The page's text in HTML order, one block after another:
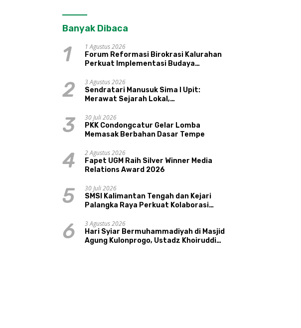
Banyak Dibaca
1
1 Agustus 2026
Forum Reformasi Birokrasi Kalurahan
Perkuat Implementasi Budaya
Kepamongan DIY
2
3 Agustus 2026
Sendratari Manusuk Sima I Upit:
Merawat Sejarah Lokal,
Pariwisata, dan Ekologi Klaten
3
30 Juli 2026
PKK Condongcatur Gelar Lomba
Memasak Berbahan Dasar Tempe
4
2 Agustus 2026
Fapet UGM Raih Silver Winner Media
Relations Award 2026
5
30 Juli 2026
SMSI Kalimantan Tengah dan Kejari
Palangka Raya Perkuat Kolaborasi
6
3 Agustus 2026
Hari Syiar Bermuhammadiyah di Masjid
Agung Kulonprogo, Ustadz Khoiruddin